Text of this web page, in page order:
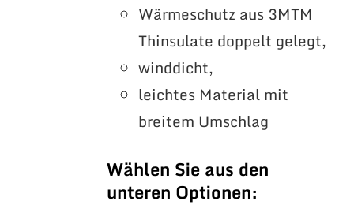
Wärmeschutz aus 3MTM
Thinsulate doppelt gelegt,
winddicht,
leichtes Material mit
breitem Umschlag
Wählen Sie aus den
unteren Optionen: